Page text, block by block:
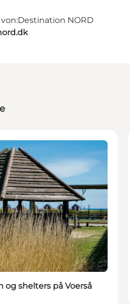
Destination NORD
og shelters på Voerså